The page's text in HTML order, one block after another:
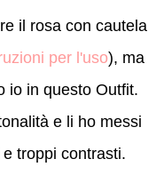
il rosa con cautela
per l'uso), ma
io in questo Outfit.
e li ho messi
troppi contrasti.